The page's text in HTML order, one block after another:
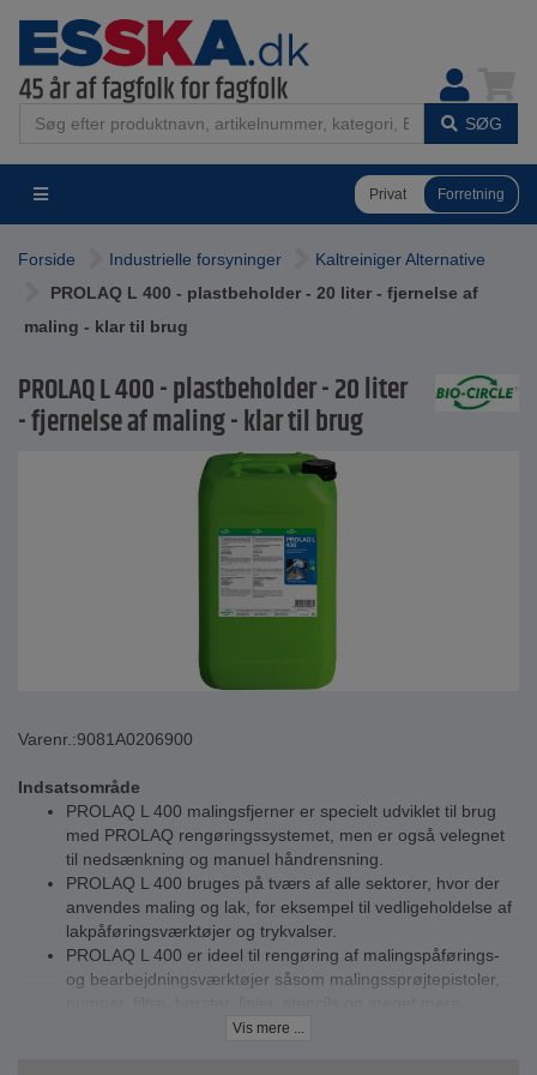
SØG
Privat Forretning
Forside Industrielle forsyninger
Kaltreiniger Alternative
PROLAQ L 400 - plastbeholder - 20 liter - fjernelse af
maling - klar til brug
PROLAQ L 400 - plastbeholder - 20 liter
- fjernelse af maling - klar til brug
Varenr.:9081A0206900
Indsatsområde
PROLAQ L 400 malingsfjerner er specielt udviklet til brug
med PROLAQ rengøringssystemet, men er også velegnet
til nedsænkning og manuel håndrensning.
PROLAQ L 400 bruges på tværs af alle sektorer, hvor der
anvendes maling og lak, for eksempel til vedligeholdelse af
lakpåføringsværktøjer og trykvalser.
PROLAQ L 400 er ideel til rengøring af malingspåførings-
og bearbejdningsværktøjer såsom malingssprøjtepistoler,
Vis mere ...